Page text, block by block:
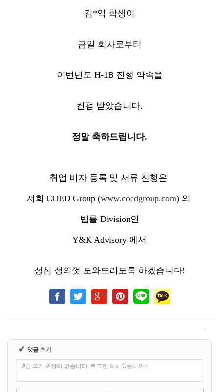
김*억 학생이
금일 회사로부터
이번년도 H-1B 진행 약속을
컨펌 받았습니다.
정말 축하드립니다.
취업 비자 등록 및 서류 진행은
저희 COED Group (www.coedgroup.com) 의
법률 Division인
Y&K Advisory 에서
성심 성의껏 도와드리도록 하겠습니다!
✔ 댓글 쓰기
댓글 쓰기 권한이 없습니다. 로그인 하시겠습니까?